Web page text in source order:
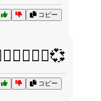
コピー
コピー